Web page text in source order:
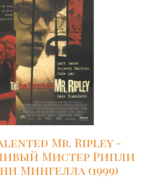
Mr. Ripley -
Мистер Рипли
Мингелла (1999)